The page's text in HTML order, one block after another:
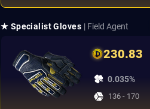
★ Specialist Gloves | Field Agent
230.83
0.035%
136 - 170